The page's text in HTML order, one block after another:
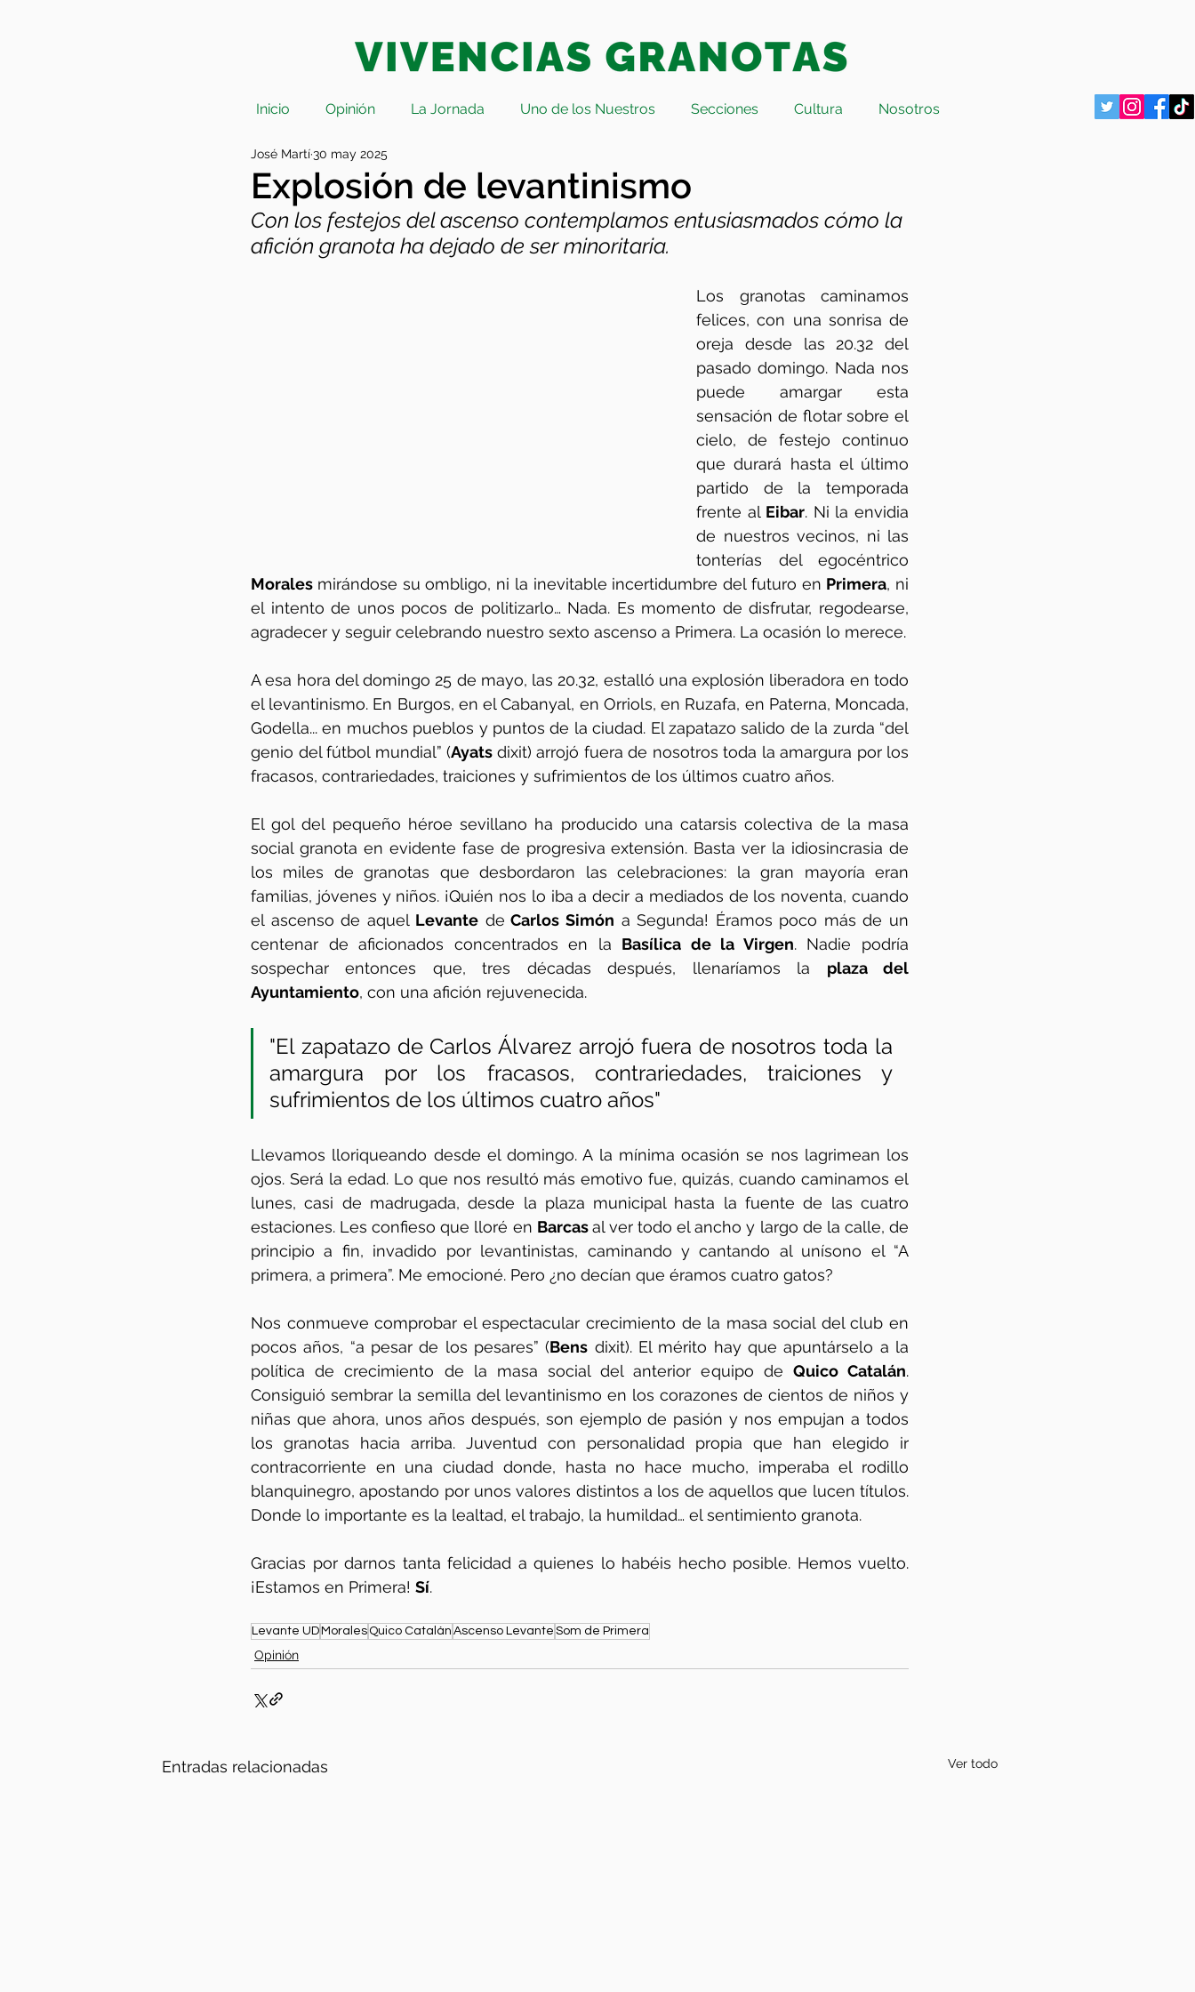
Inicio Opinión La Jornada Uno de los Nuestros Secciones Cultura Nosotros
Explosión de levantinismo
José Martí30 may 2025
Con los festejos del ascenso contemplamos entusiasmados cómo la
afición granota ha dejado de ser minoritaria.
Los granotas caminamos
felices, con una sonrisa de
oreja desde las 20.32 del
pasado domingo. Nada nos
puede amargar esta
sensación de flotar sobre el
cielo, de festejo continuo
que durará hasta el último
partido de la temporada
frente al Eibar. Ni la envidia
de nuestros vecinos, ni las
Morales mirándose su ombligo, ni la inevitable incertidumbre del futuro en Primera, ni
el intento de unos pocos de politizarlo… Nada. Es momento de disfrutar, regodearse,
A esa hora del domingo 25 de mayo, las 20.32, estalló una explosión liberadora en todo
el levantinismo. En Burgos, en el Cabanyal, en Orriols, en Ruzafa, en Paterna, Moncada,
Godella... en muchos pueblos y puntos de la ciudad. El zapatazo salido de la zurda “del
genio del fútbol mundial” (Ayats dixit) arrojó fuera de nosotros toda la amargura por los
fracasos, contrariedades, traiciones y sufrimientos de los últimos cuatro años.
El gol del pequeño héroe sevillano ha producido una catarsis colectiva de la masa
social granota en evidente fase de progresiva extensión. Basta ver la idiosincrasia de
los miles de granotas que desbordaron las celebraciones: la gran mayoría eran
familias, jóvenes y niños. ¡Quién nos lo iba a decir a mediados de los noventa, cuando
el ascenso de aquel Levante de Carlos Simón a Segunda! Éramos poco más de un
centenar de aficionados concentrados en la Basílica de la Virgen. Nadie podría
sospechar entonces que, tres décadas después, llenaríamos la plaza del
Ayuntamiento, con una afición rejuvenecida.
"El zapatazo de Carlos Álvarez arrojó fuera de nosotros toda la
amargura por los fracasos, contrariedades, traiciones y
sufrimientos de los últimos cuatro años"
Llevamos lloriqueando desde el domingo. A la mínima ocasión se nos lagrimean los
ojos. Será la edad. Lo que nos resultó más emotivo fue, quizás, cuando caminamos el
lunes, casi de madrugada, desde la plaza municipal hasta la fuente de las cuatro
estaciones. Les confieso que lloré en Barcas al ver todo el ancho y largo de la calle, de
principio a fin, invadido por levantinistas, caminando y cantando al unísono el “A
primera, a primera”. Me emocioné. Pero ¿no decían que éramos cuatro gatos?
Nos conmueve comprobar el espectacular crecimiento de la masa social del club en
pocos años, “a pesar de los pesares” (Bens dixit). El mérito hay que apuntárselo a la
política de crecimiento de la masa social del anterior equipo de Quico Catalán.
Consiguió sembrar la semilla del levantinismo en los corazones de cientos de niños y
niñas que ahora, unos años después, son ejemplo de pasión y nos empujan a todos
los granotas hacia arriba. Juventud con personalidad propia que han elegido ir
contracorriente en una ciudad donde, hasta no hace mucho, imperaba el rodillo
blanquinegro, apostando por unos valores distintos a los de aquellos que lucen títulos.
Donde lo importante es la lealtad, el trabajo, la humildad… el sentimiento granota.
Gracias por darnos tanta felicidad a quienes lo habéis hecho posible. Hemos vuelto.
¡Estamos en Primera! Sí.
Levante UD Morales Quico Catalán Ascenso Levante Som de Primera
Opinión
Entradas relacionadas Ver todo